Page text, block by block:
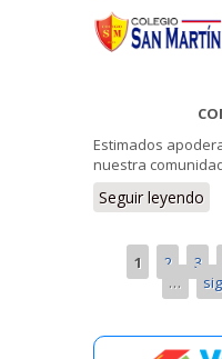
Estimados
nuestra
Seguir leyendo
1 2 3
…